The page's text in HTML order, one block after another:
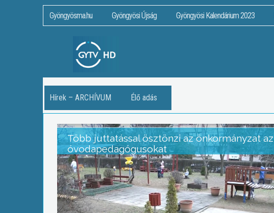
Gyöngyösma.hu Gyöngyösi Újság Gyöngyösi Kalendárium 2023
Hírek – ARCHÍVUM Élő adás
Több juttatással ösztönzi az önkormányzat az
óvodapedagógusokat